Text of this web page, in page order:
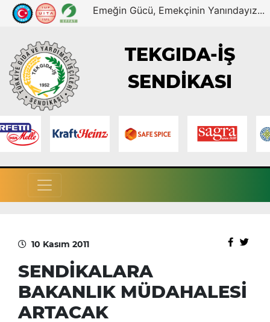
Emeğin Gücü, Emekçinin Yanındayız...
TEKGIDA-İŞ
SENDİKASI
10 Kasım 2011
SENDİKALARA
BAKANLIK MÜDAHALESİ
ARTACAK